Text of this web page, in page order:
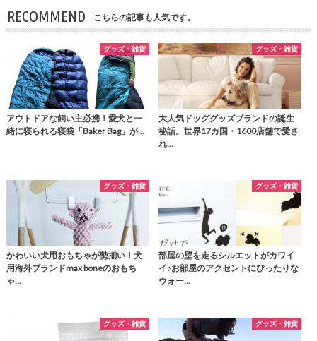
RECOMMEND こちらの記事も人気です。
グッズ・雑貨
アウトドアな飼い主必携！愛犬と一
緒に寝られる寝袋「Baker Bag」が…
グッズ・雑貨
大人気ドッググッズブランドの誕生
秘話。世界17カ国・1600店舗で愛さ
れ…
グッズ・雑貨
かわいい犬用おもちゃが勢揃い！犬
用海外ブランドmax boneのおもち
ゃ…
グッズ・雑貨
部屋の壁を走るシルエットがカワイ
イ♪お部屋のアクセントにぴったりな
ウォー…
グッズ・雑貨 グッズ・雑貨